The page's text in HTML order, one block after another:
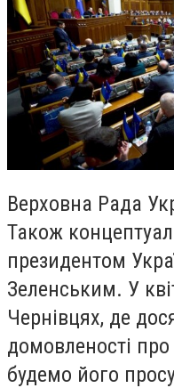
Верховна Рада
Також
президентом
Зеленським. У
Чернівцях, де
домовленості
будемо його